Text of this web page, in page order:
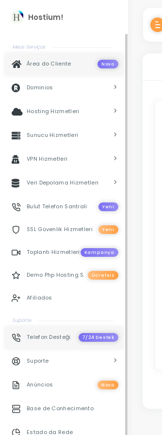
Hostium!
Meus Serviços
Área do Cliente Novo
Dominios
Hosting Hizmetleri
Sunucu Hizmetleri
VPN Hizmetleri
Veri Depolama Hizmetleri
Bulut Telefon Santrali Yeni
SSL Güvenlik Hizmetleri Yeni
Toplantı Hizmetleri Kampanya
Demo Php Hosting S. Ücretsiz
Afiliados
Suporte
Telefon Desteği 7/24 Destek
Suporte
Anúncios Novo
Base de Conhecimento
Estado da Rede